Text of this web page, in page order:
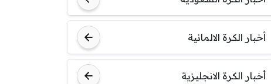
مباراة ودية
نوتنغهام
فورست
أخبار الكرة الالمانية
أخبار الكرة الانجليزية